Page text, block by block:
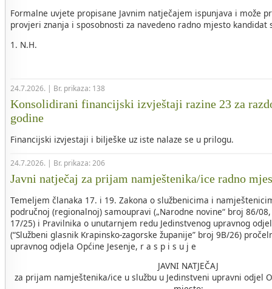
Formalne uvjete propisane Javnim natječajem ispunjava i može
provjeri znanja i sposobnosti za navedeno radno mjesto
1. N.H.
24.7.2026. | Br. prikaza: 138
Konsolidirani financijski izvještaji razine 23 za
godine
Financijski izvjestaji i bilješke uz iste nalaze se u prilogu.
24.7.2026. | Br. prikaza: 206
Javni natječaj za prijam namještenika/ice radno
Temeljem članaka 17. i 19. Zakona o službenicima i
područnoj (regionalnoj) samoupravi („Narodne novine“ broj 86/
17/25) i Pravilnika o unutarnjem redu Jedinstvenog upravnog
(“Službeni glasnik Krapinsko-zagorske županije” broj 9B/26)
upravnog odjela Općine Jesenje, r a s p i s u j e
JAVNI NATJEČAJ
za prijam namještenika/ice u službu u Jedinstveni upravni odjel